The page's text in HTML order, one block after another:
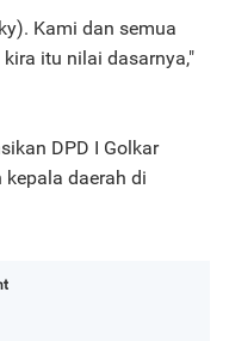
Kami dan semua
itu nilai dasarnya,"
DPD I Golkar
daerah di